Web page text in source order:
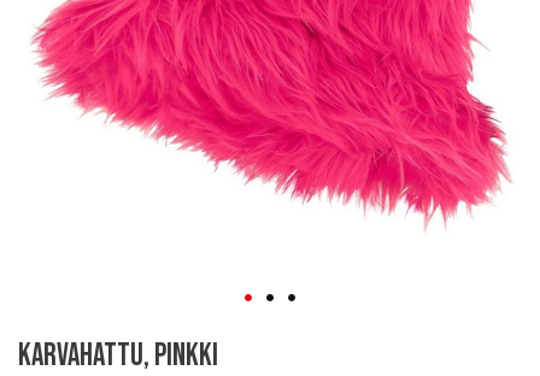
to
Karvahattu, pinkki